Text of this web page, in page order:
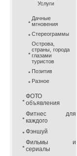
Услуги
Дачные
мгновения
Стереограммы
Острова,
страны, города
глазами
туристов
Позитив
Разное
ФОТО
объявления
Фитнес для
каждого
Фэншуй
Фильмы и
сериалы